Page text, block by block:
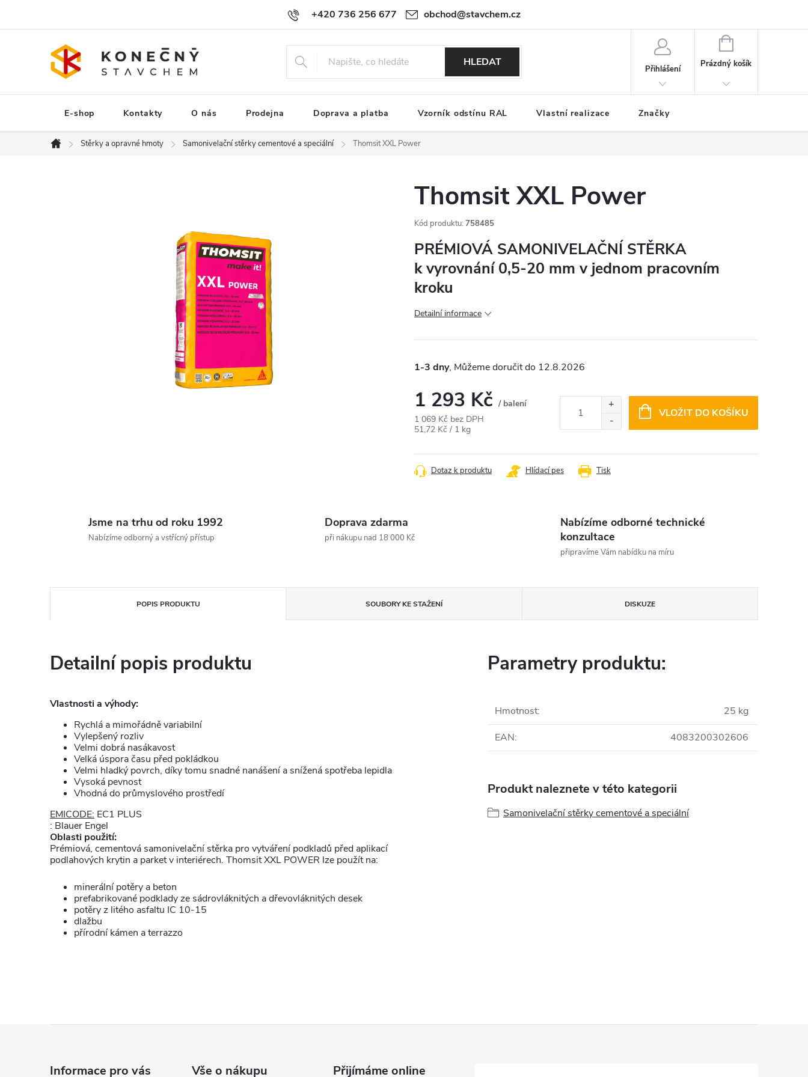
obsah
+420 736 256 677 obchod@stavchem.cz
HLEDAT
Přihlášení
NÁKUPNÍ
KOŠÍK
Prázdný košík
E-shop Kontakty O nás Prodejna Doprava a platba Vzorník odstínu RAL Vlastní realizace Značky
Domů
Stěrky a opravné hmoty Samonivelační stěrky cementové a speciální Thomsit XXL Power
Thomsit XXL Power
Kód produktu: 758485
PRÉMIOVÁ SAMONIVELAČNÍ STĚRKA
k vyrovnání 0,5-20 mm v jednom pracovním
kroku
Detailní informace
1-3 dny 12.8.2026
1 293 Kč / balení
1 069 Kč bez DPH
Měrná
51,72 Kč / 1 kg
VLOŽIT DO KOŠÍKU
Tisk
Dotaz k produktu Hlídací pes
Jsme na trhu od roku 1992
Nabízíme odborný a vstřícný přístup
Doprava zdarma
při nákupu nad 18 000 Kč
Nabízíme odborné technické
konzultace
připravíme Vám nabídku na míru
POPIS PRODUKTU SOUBORY KE STAŽENÍ DISKUZE
Detailní popis produktu
Vlastnosti a výhody:
Rychlá a mimořádně variabilní
Vylepšený rozliv
Velmi dobrá nasákavost
Velká úspora času před pokládkou
Velmi hladký povrch, díky tomu snadné nanášení a snížená spotřeba lepidla
Vysoká pevnost
Vhodná do průmyslového prostředí
EMICODE: EC1 PLUS
: Blauer Engel
Oblasti použití:
Prémiová, cementová samonivelační stěrka pro vytváření podkladů před aplikací
podlahových krytin a parket v interiérech. Thomsit XXL POWER lze použít na:
minerální potěry a beton
prefabrikované podklady ze sádrovláknitých a dřevovláknitých desek
potěry z litého asfaltu IC 10-15
dlažbu
přírodní kámen a terrazzo
Parametry produktu:
Hmotnost:
25 kg
EAN: 4083200302606
Produkt naleznete v této kategorii
Samonivelační stěrky cementové a speciální
Informace pro vás Vše o nákupu Přijímáme online